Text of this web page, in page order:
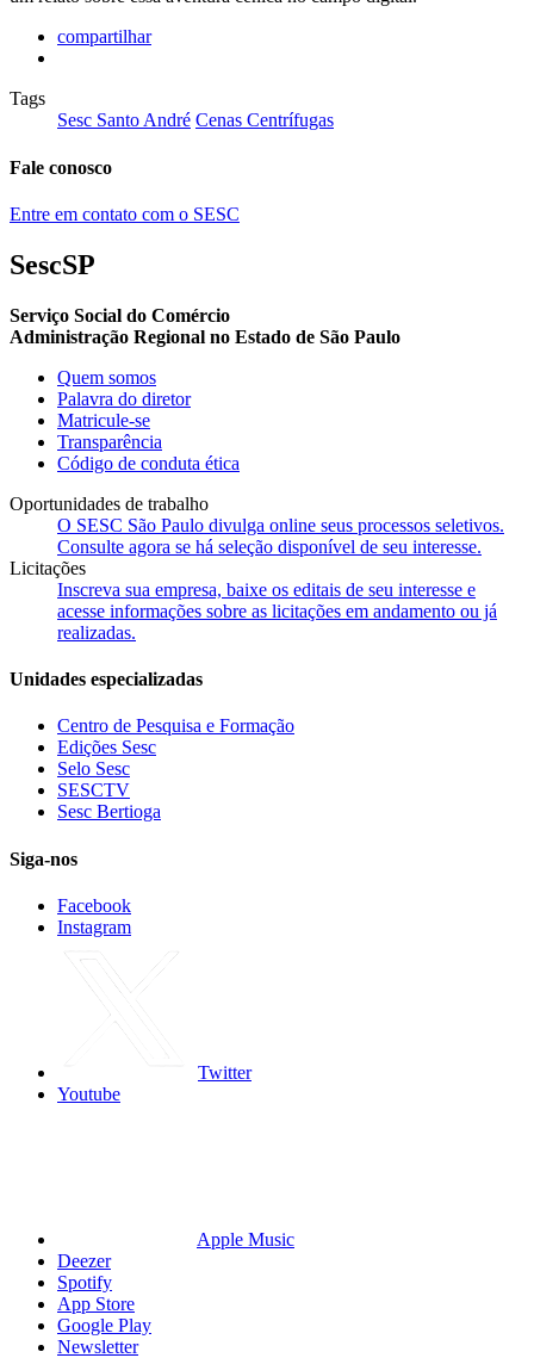
compartilhar
Tags
Sesc Santo André Cenas Centrífugas
Fale conosco
Entre em contato com o SESC
SescSP
Serviço Social do Comércio
Administração Regional no Estado de São Paulo
Quem somos
Palavra do diretor
Matricule-se
Transparência
Código de conduta ética
Oportunidades de trabalho
O SESC São Paulo divulga online seus processos seletivos.
Consulte agora se há seleção disponível de seu interesse.
Licitações
Inscreva sua empresa, baixe os editais de seu interesse e
acesse informações sobre as licitações em andamento ou já
realizadas.
Unidades especializadas
Centro de Pesquisa e Formação
Edições Sesc
Selo Sesc
SESCTV
Sesc Bertioga
Siga-nos
Facebook
Instagram
Twitter
Youtube
Apple Music
Deezer
Spotify
App Store
Google Play
Newsletter